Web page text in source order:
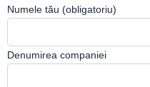
Numele tău (obligatoriu)
Denumirea companiei